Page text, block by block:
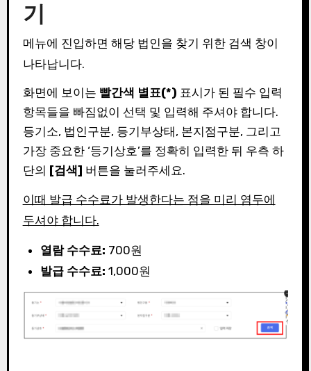
기
메뉴에 진입하면 해당 법인을 찾기 위한 검색 창이
나타납니다.
화면에 보이는 빨간색 별표(*) 표시가 된 필수 입력
항목들을 빠짐없이 선택 및 입력해 주셔야 합니다.
등기소, 법인구분, 등기부상태, 본지점구분, 그리고
가장 중요한 ‘등기상호’를 정확히 입력한 뒤 우측 하
단의 [검색] 버튼을 눌러주세요.
이때 발급 수수료가 발생한다는 점을 미리 염두에
두셔야 합니다.
열람 수수료: 700원
발급 수수료: 1,000원